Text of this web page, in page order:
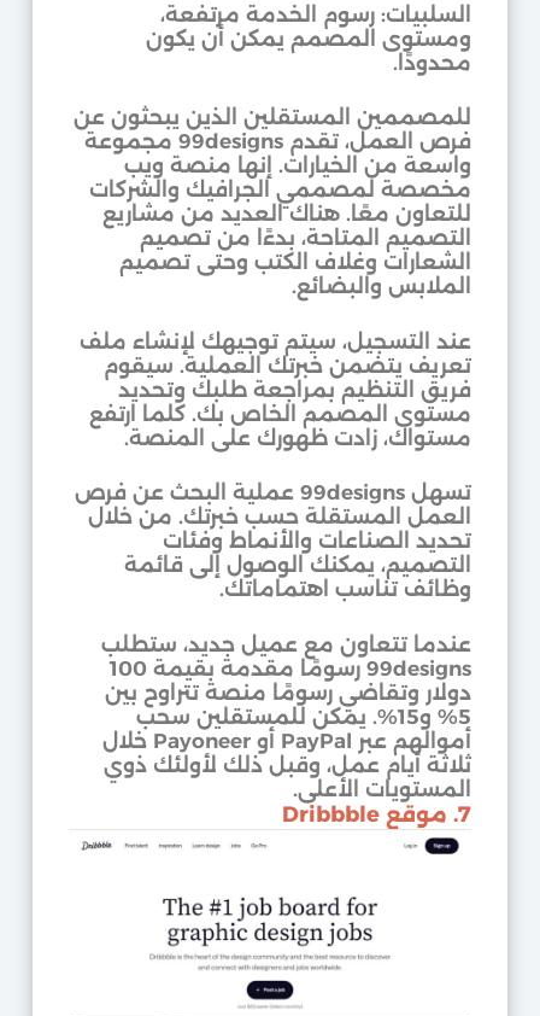
السلبيات: رسوم الخدمة مرتفعة،
ومستوى المصمم يمكن أن يكون
محدودًا.
للمصممين المستقلين الذين يبحثون عن
فرص العمل، تقدم 99designs مجموعة
واسعة من الخيارات. إنها منصة ويب
مخصصة لمصممي الجرافيك والشركات
للتعاون معًا. هناك العديد من مشاريع
التصميم المتاحة، بدءًا من تصميم
الشعارات وغلاف الكتب وحتى تصميم
الملابس والبضائع.
عند التسجيل، سيتم توجيهك لإنشاء ملف
تعريف يتضمن خبرتك العملية. سيقوم
فريق التنظيم بمراجعة طلبك وتحديد
مستوى المصمم الخاص بك. كلما ارتفع
مستواك، زادت ظهورك على المنصة.
تسهل 99designs عملية البحث عن فرص
العمل المستقلة حسب خبرتك. من خلال
تحديد الصناعات والأنماط وفئات
التصميم، يمكنك الوصول إلى قائمة
وظائف تناسب اهتماماتك.
عندما تتعاون مع عميل جديد، ستطلب
99designs رسومًا مقدمة بقيمة 100
دولار وتقاضي رسومًا منصة تتراوح بين
5% و15%. يمكن للمستقلين سحب
أموالهم عبر PayPal أو Payoneer خلال
ثلاثة أيام عمل، وقبل ذلك لأولئك ذوي
المستويات الأعلى.
7. موقع Dribbble